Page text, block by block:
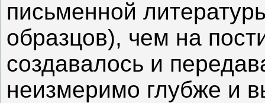
письменной
образцов), чем на
создавалось и
неизмеримо глубже и